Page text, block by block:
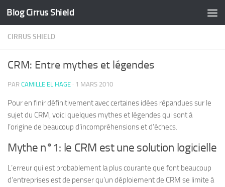
Skip to content
Blog Cirrus Shield
CIRRUS SHIELD
CRM: Entre mythes et légendes
PAR CAMILLE EL HAGE · 1 MARS 2010
Pour en finir définitivement avec certaines idées répandues sur le
sujet du CRM, voici quelques mythes et légendes qui sont à
l’origine de beaucoup d’incompréhensions et d’échecs.
Mythe n°1: le CRM est une solution logicielle
L’erreur qui est probablement la plus courante que font beaucoup
d’entreprises est de penser qu’un déploiement de CRM se limite à